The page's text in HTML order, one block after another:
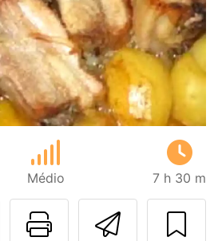
Médio 7 h 30 m
Imprima
Falar com o autor